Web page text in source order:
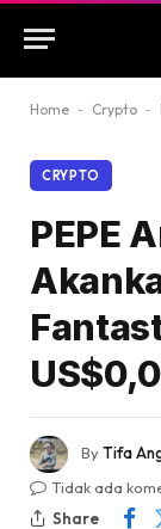
Home - Crypto -
CRYPTO
PEPE
ByTifa
Tidak ada
Share